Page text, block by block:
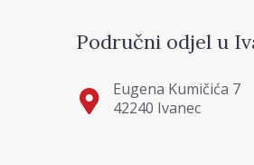
Područni odjel u
Eugena Kumičića 7
42240 Ivanec